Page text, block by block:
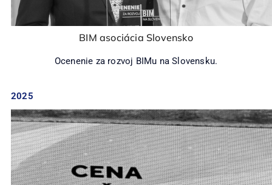
BIM asociácia Slovensko
Ocenenie za rozvoj BIMu na Slovensku.
2025